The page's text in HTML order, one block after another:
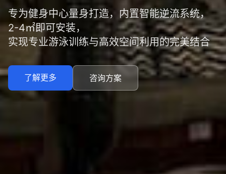
专为健身中心量身打造，内置智能逆流系统，
2-4㎡即可安装，
实现专业游泳训练与高效空间利用的完美结合
了解更多 咨询方案